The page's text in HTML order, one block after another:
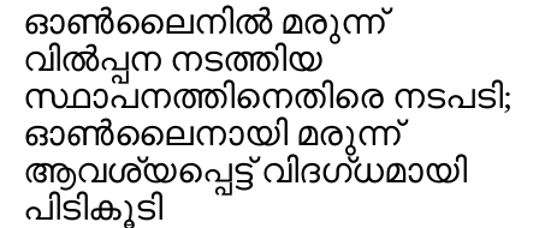
ഓണ്‍ലൈനില്‍ മരുന്ന്
വില്‍പ്പന നടത്തിയ
സ്ഥാപനത്തിനെതിരെ നടപടി;
ഓണ്‍ലൈനായി മരുന്ന്
ആവശ്യപ്പെട്ട് വിദഗ്ധമായി
പിടികൂടി